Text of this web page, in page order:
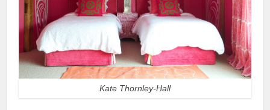
Kate Thornley-Hall